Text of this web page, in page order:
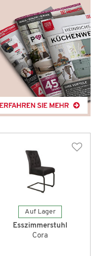
Auf Lager
Esszimmerstuhl
Cora